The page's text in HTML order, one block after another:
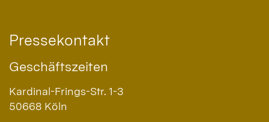
Pressekontakt
Geschäftszeiten
Kardinal-Frings-Str. 1-3
50668 Köln